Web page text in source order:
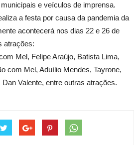
e veículos de imprensa.
a festa por causa da pandemia da
acontecerá nos dias 22 e 26 de
atrações:
Mel, Felipe Araújo, Batista Lima,
com Mel, Aduílio Mendes, Tayrone,
Valente, entre outras atrações.